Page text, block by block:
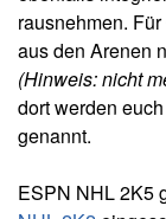
rausnehmen.
aus den Arenen
(Hinweis: nicht
dort werden
genannt.
ESPN NHL 2K5